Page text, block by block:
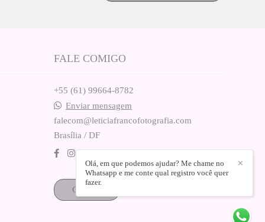
FALE COMIGO
+55 (61) 99664-8782
Enviar mensagem
falecom@leticiafrancofotografia.com
Brasília / DF
Contato
✕
Olá, em que podemos ajudar? Me chame no
Whatsapp e me conte qual registro você quer
fazer.